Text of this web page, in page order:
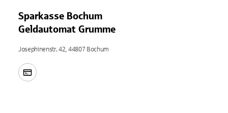
Sparkasse Bochum
Geldautomat Grumme
Josephinenstr. 42, 44807 Bochum